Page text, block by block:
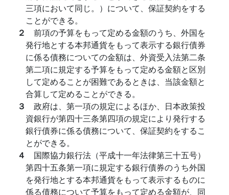
三項において同じ。）について、保証契約をする
ことができる。
２ 前項の予算をもって定める金額のうち、外国を
発行地とする本邦通貨をもって表示する銀行債券
に係る債務についての金額は、外資受入法第二条
第二項に規定する予算をもって定める金額と区別
して定めることが困難であるときは、当該金額と
合算して定めることができる。
３ 政府は、第一項の規定によるほか、日本政策投
資銀行が第四十三条第四項の規定により発行する
銀行債券に係る債務について、保証契約をするこ
とができる。
４ 国際協力銀行法（平成十一年法律第三十五号）
第四十五条第一項に規定する銀行債券のうち外国
を発行地とする本邦通貨をもって表示するものに
係る債務について予算をもって定める金額が、同